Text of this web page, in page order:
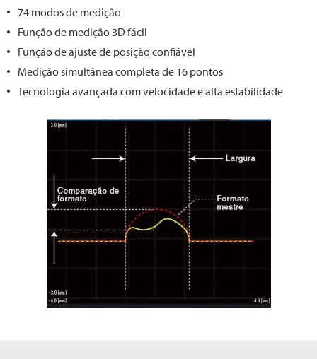
74 modos de medição
Função de medição 3D fácil
Função de ajuste de posição confiável
Medição simultânea completa de 16 pontos
Tecnologia avançada com velocidade e alta estabilidade